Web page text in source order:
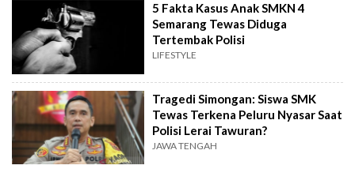
5 Fakta Kasus Anak SMKN 4
Semarang Tewas Diduga
Tertembak Polisi
LIFESTYLE
Tragedi Simongan: Siswa SMK
Tewas Terkena Peluru Nyasar Saat
Polisi Lerai Tawuran?
JAWA TENGAH